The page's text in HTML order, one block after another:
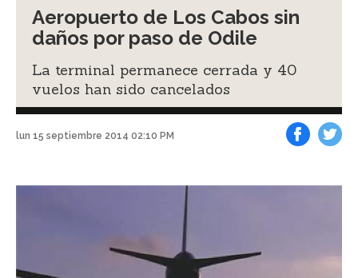
Aeropuerto de Los Cabos sin
daños por paso de Odile
La terminal permanece cerrada y 40
vuelos han sido cancelados
lun 15 septiembre 2014 02:10 PM